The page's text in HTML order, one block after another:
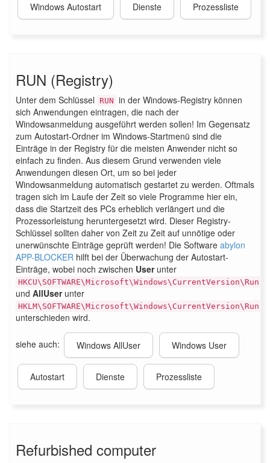
Windows Autostart Dienste Prozessliste
RUN (Registry)
Unter dem Schlüssel RUN in der Windows-Registry können
sich Anwendungen eintragen, die nach der
Windowsanmeldung ausgeführt werden sollen! Im Gegensatz
zum Autostart-Ordner im Windows-Startmenü sind die
Einträge in der Registry für die meisten Anwender nicht so
einfach zu finden. Aus diesem Grund verwenden viele
Anwendungen diesen Ort, um so bei jeder
Windowsanmeldung automatisch gestartet zu werden. Oftmals
tragen sich im Laufe der Zeit so viele Programme hier ein,
dass die Startzeit des PCs erheblich verlängert und die
Prozessorleistung heruntergesetzt wird. Dieser Registry-
Schlüssel sollten daher von Zeit zu Zeit auf unnötige oder
unerwünschte Einträge geprüft werden! Die Software abylon
APP-BLOCKER hilft bei der Überwachung der Autostart-
Einträge, wobei noch zwischen Userunter
HKCU\SOFTWARE\Microsoft\Windows\CurrentVersion\Run
und AllUserunter
HKLM\SOFTWARE\Microsoft\Windows\CurrentVersion\Run
unterschieden wird.
siehe auch: Windows AllUser Windows User
Autostart Dienste Prozessliste
Refurbished computer